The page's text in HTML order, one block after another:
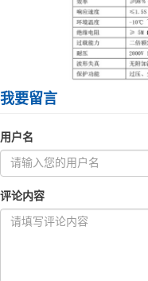
我要留言
用户名
评论内容